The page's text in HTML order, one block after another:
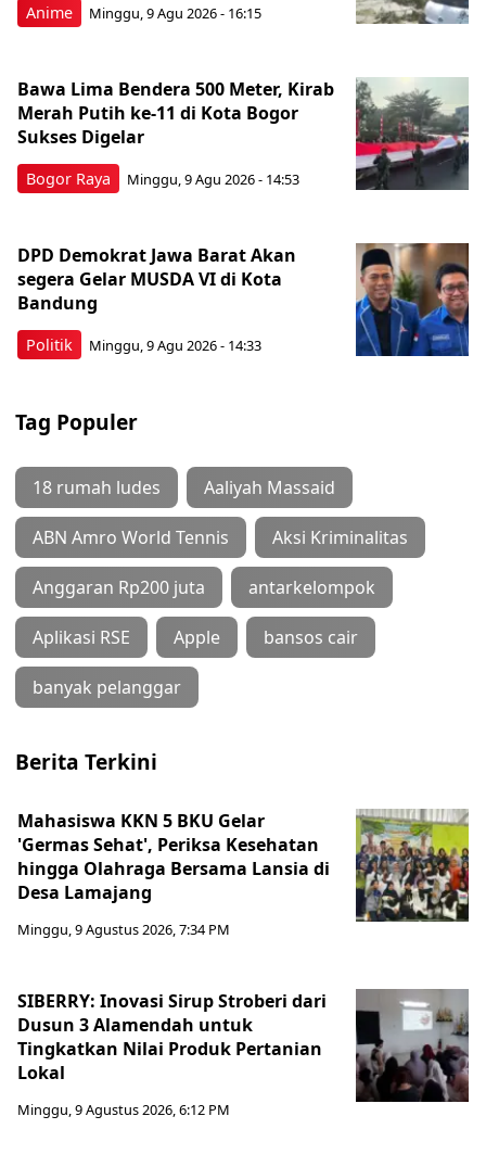
Anime Minggu, 9 Agu 2026 - 16:15
Bogor Raya
Bawa Lima Bendera 500 Meter, Kirab
Merah Putih ke-11 di Kota Bogor
Sukses Digelar
Minggu, 9 Agu 2026 - 14:53
Politik
DPD Demokrat Jawa Barat Akan
segera Gelar MUSDA VI di Kota
Bandung
Minggu, 9 Agu 2026 - 14:33
Tag Populer
18 rumah ludes Aaliyah Massaid
ABN Amro World Tennis Aksi Kriminalitas
Anggaran Rp200 juta antarkelompok
Aplikasi RSE Apple bansos cair
banyak pelanggar
Berita Terkini
Mahasiswa KKN 5 BKU Gelar
'Germas Sehat', Periksa Kesehatan
hingga Olahraga Bersama Lansia di
Desa Lamajang
Minggu, 9 Agustus 2026, 7:34 PM
SIBERRY: Inovasi Sirup Stroberi dari
Dusun 3 Alamendah untuk
Tingkatkan Nilai Produk Pertanian
Lokal
Minggu, 9 Agustus 2026, 6:12 PM